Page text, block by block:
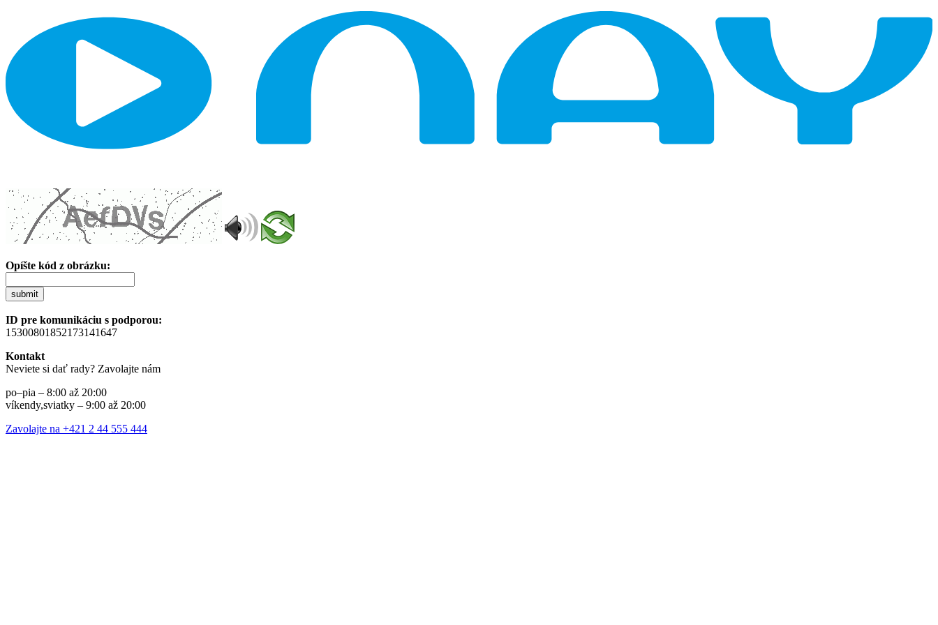
Opíšte kód z obrázku:
submit
ID pre komunikáciu s podporou:
15300801852173141647
Kontakt
Neviete si dať rady? Zavolajte nám
po–pia – 8:00 až 20:00
víkendy,sviatky – 9:00 až 20:00
Zavolajte na +421 2 44 555 444